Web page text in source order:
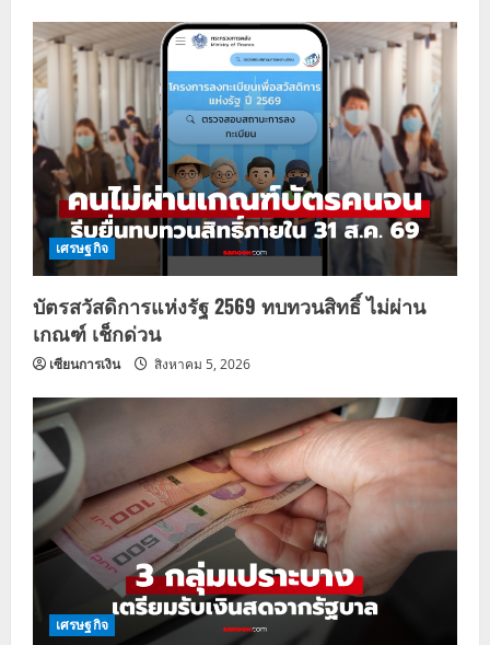
เศรษฐกิจ
บัตรสวัสดิการแห่งรัฐ 2569 ทบทวนสิทธิ์ ไม่ผ่าน
เกณฑ์ เช็กด่วน
เซียนการเงิน สิงหาคม 5, 2026
เศรษฐกิจ